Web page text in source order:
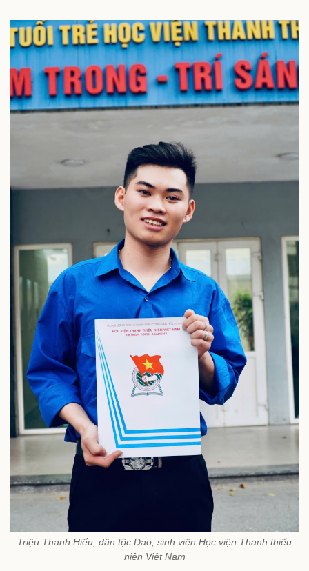
Triệu Thanh Hiếu, dân tộc Dao, sinh viên Học viện Thanh thiếu
niên Việt Nam